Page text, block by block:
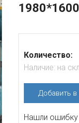
Количество:
Наличие: на
Добавить в
Нашли ошибку